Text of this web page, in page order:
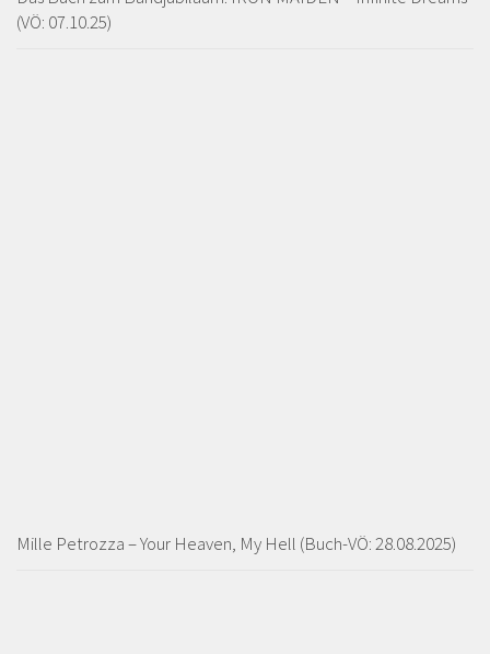
(VÖ: 07.10.25)
Mille Petrozza – Your Heaven, My Hell (Buch-VÖ: 28.08.2025)